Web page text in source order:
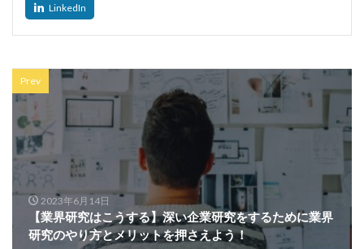
Prev
2023年6月14日
【業界研究はこうする】深い企業研究をするために業界
研究のやり方とメリットを押さえよう！